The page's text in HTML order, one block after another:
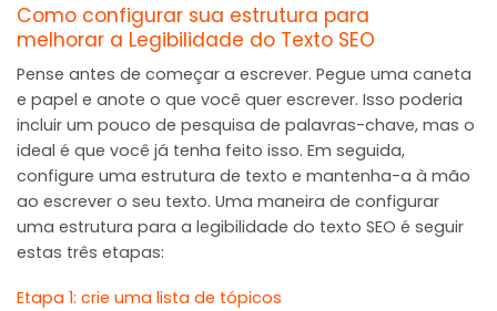
Como configurar sua estrutura para
melhorar a Legibilidade do Texto SEO
Pense antes de começar a escrever. Pegue uma caneta
e papel e anote o que você quer escrever. Isso poderia
incluir um pouco de pesquisa de palavras-chave, mas o
ideal é que você já tenha feito isso. Em seguida,
configure uma estrutura de texto e mantenha-a à mão
ao escrever o seu texto. Uma maneira de configurar
uma estrutura para a legibilidade do texto SEO é seguir
estas três etapas:
Etapa 1: crie uma lista de tópicos